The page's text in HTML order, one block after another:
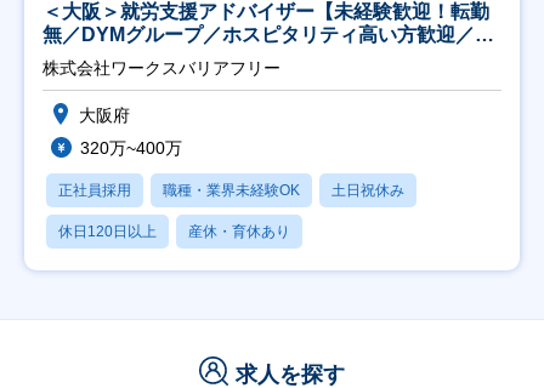
＜大阪＞就労支援アドバイザー【未経験歓迎！転勤
無／DYMグループ／ホスピタリティ高い方歓迎／土
日祝】
株式会社ワークスバリアフリー
大阪府
320万~400万
正社員採用 職種・業界未経験OK 土日祝休み
休日120日以上 産休・育休あり
求人を探す